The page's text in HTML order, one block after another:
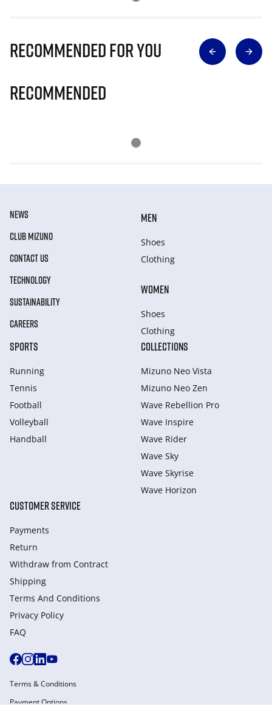
Recommended for you
Recommended
NEWS
CLUB MIZUNO
CONTACT US
TECHNOLOGY
SUSTAINABILITY
CAREERS
MEN
Shoes
Clothing
WOMEN
Shoes
Clothing
SPORTS
Running
Tennis
Football
Volleyball
Handball
COLLECTIONS
Mizuno Neo Vista
Mizuno Neo Zen
Wave Rebellion Pro
Wave Inspire
Wave Rider
Wave Sky
Wave Skyrise
Wave Horizon
CUSTOMER SERVICE
Payments
Return
Withdraw from Сontract
Shipping
Terms And Conditions
Privacy Policy
FAQ
Terms & Conditions
Payment Options